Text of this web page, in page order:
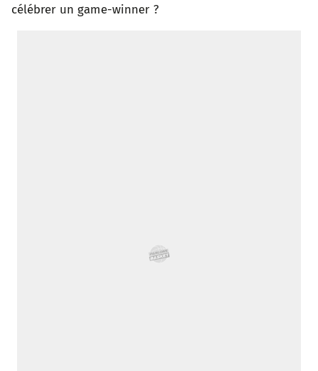
célébrer un game-winner ?